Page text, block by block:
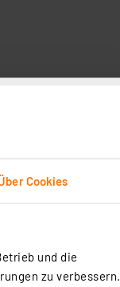
Cookies
und die
zu verbessern.